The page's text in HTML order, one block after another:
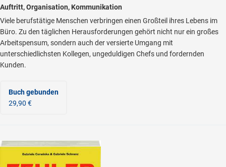
Auftritt, Organisation, Kommunikation
Viele berufstätige Menschen verbringen einen Großteil ihres Lebens im
Büro. Zu den täglichen Herausforderungen gehört nicht nur ein großes
Arbeitspensum, sondern auch der versierte Umgang mit
unterschiedlichsten Kollegen, ungeduldigen Chefs und fordernden
Kunden.
Buch gebunden
29,90 €